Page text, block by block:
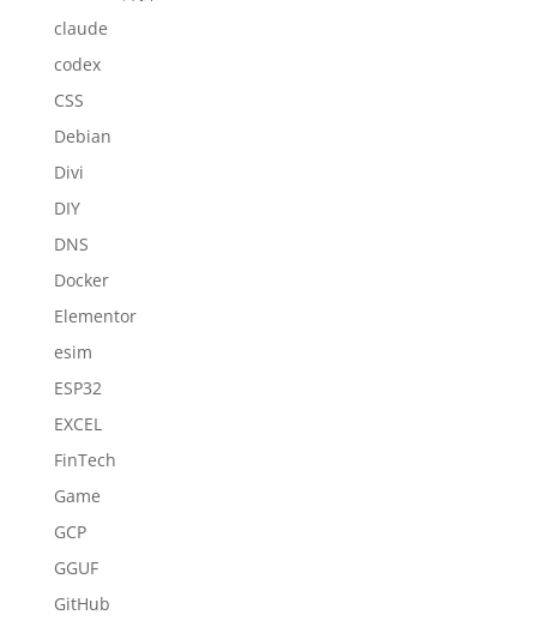
claude
codex
CSS
Debian
Divi
DIY
DNS
Docker
Elementor
esim
ESP32
EXCEL
FinTech
Game
GCP
GGUF
GitHub